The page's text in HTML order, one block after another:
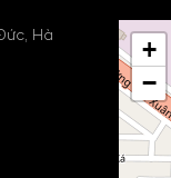
Hà
+
−